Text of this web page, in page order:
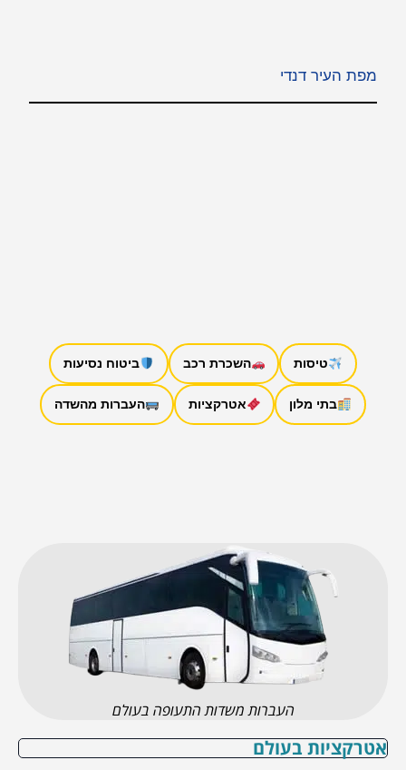
מפת העיר דנדי
טיסות השכרת רכב ביטוח נסיעות
בתי מלון אטרקציות העברות מהשדה
העברות משדות התעופה בעולם
אטרקציות בעולם